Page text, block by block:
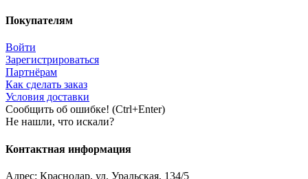
Покупателям
Войти
Зарегистрироваться
Партнёрам
Как сделать заказ
Условия доставки
Сообщить об ошибке! (Ctrl+Enter)
Не нашли, что искали?
Контактная информация
Адрес: Краснодар, ул. Уральская, 134/5